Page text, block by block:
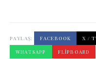
PAYLAŞ: FACEBOOK X /
WHATSAPP
FLIPBOARD